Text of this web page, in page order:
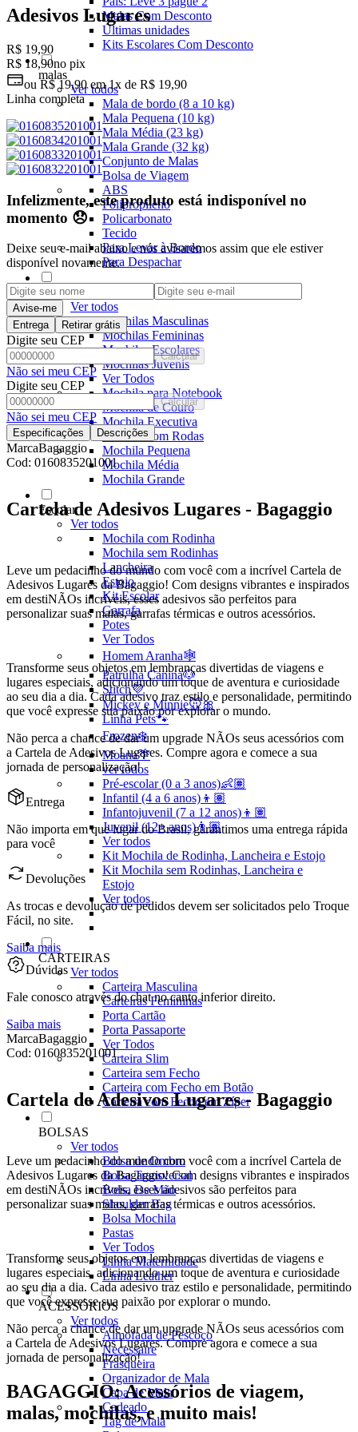
Malas Com Desconto
Últimas unidades
Kits Escolares Com Desconto
malas
Ver todos
Mala de bordo (8 a 10 kg)
Mala Pequena (10 kg)
Mala Média (23 kg)
Mala Grande (32 kg)
Conjunto de Malas
Bolsa de Viagem
ABS
Polipropileno
Policarbonato
Tecido
Para Levar à Bordo
Para Despachar
Mochilas
Ver todos
Mochilas Masculinas
Mochilas Femininas
Mochilas Escolares
Mochilas Juvenis
Ver Todos
Mochila para Notebook
Mochila de Couro
Mochila Executiva
Mochila com Rodas
Mochila Pequena
Mochila Média
Mochila Grande
Escolar
Ver todos
Mochila com Rodinha
Mochila sem Rodinhas
Lancheira
Estojo
Kit Escolar
Garrafa
Potes
Ver Todos
Homem Aranha🕸️
Patrulha Canina🐶
Stitch💜
Mickey e Minnie🐭🎀
Linha Pets🐾
Frozen❄️
Moana🌴
ver todos
Pré-escolar (0 a 3 anos)👶🏽
Infantil (4 a 6 anos)👦🏽
Infantojuvenil (7 a 12 anos)👦🏽
Juvenil (12+ anos)👨🏽
Ver todos
Kit Mochila de Rodinha, Lancheira e Estojo
Kit Mochila sem Rodinhas, Lancheira e
Estojo
Ver todos
CARTEIRAS
Ver todos
Carteira Masculina
Carteiras Femininas
Porta Cartão
Porta Passaporte
Ver Todos
Carteira Slim
Carteira sem Fecho
Carteira com Fecho em Botão
Carteira com Fecho em Zíper
BOLSAS
Ver todos
Bolsa de Ombro
Bolsa Transversal
Bolsa De Mão
Shoulder Bag
Bolsa Mochila
Pastas
Ver Todos
Linha Maternidade
Linha Leather
ACESSÓRIOS
Ver todos
Almofada de Pescoço
Necessaire
Frasqueira
Organizador de Mala
Capa de Mala
Cadeado
Tag de Mala
Adesivos Lugares
R$ 19,90
R$ 18,90no pix
ou R$ 19,90 em1x de R$ 19,90
Linha completa
Infelizmente, este produto está indisponível no
momento 😞
Deixe seu e-mail abaixo e nós avisaremos assim que ele estiver
disponível novamente.
Avise-me
Entrega
Retirar grátis
Digite seu CEP
Calcular
Não sei meu CEP
Digite seu CEP
Calcular
Não sei meu CEP
Especificações Descrições
MarcaBagaggio
Cod: 0160835201001
Cartela de Adesivos Lugares - Bagaggio
Leve um pedacinho do mundo com você com a incrível Cartela de
Adesivos Lugares da Bagaggio! Com designs vibrantes e inspirados
em destiNÃOs incríveis, esses adesivos são perfeitos para
personalizar suas malas, garrafas térmicas e outros acessórios.
Transforme seus objetos em lembranças divertidas de viagens e
lugares especiais, adicionando um toque de aventura e curiosidade
ao seu dia a dia. Cada adesivo traz estilo e personalidade, permitindo
que você expresse sua paixão por explorar o mundo.
Não perca a chance de dar um upgrade NÃOs seus acessórios com
a Cartela de Adesivos Lugares. Compre agora e comece a sua
jornada de personalização!
Entrega
Não importa em que lugar do Brasil, garantimos uma entrega rápida
para você
Devoluções
As trocas e devolução de pedidos devem ser solicitados pelo Troque
Fácil, no site.
Saiba mais
Dúvidas
Fale conosco através do chat no canto inferior direito.
Saiba mais
MarcaBagaggio
Cod: 0160835201001
Cartela de Adesivos Lugares - Bagaggio
Leve um pedacinho do mundo com você com a incrível Cartela de
Adesivos Lugares da Bagaggio! Com designs vibrantes e inspirados
em destiNÃOs incríveis, esses adesivos são perfeitos para
personalizar suas malas, garrafas térmicas e outros acessórios.
Transforme seus objetos em lembranças divertidas de viagens e
lugares especiais, adicionando um toque de aventura e curiosidade
ao seu dia a dia. Cada adesivo traz estilo e personalidade, permitindo
que você expresse sua paixão por explorar o mundo.
Não perca a chance de dar um upgrade NÃOs seus acessórios com
a Cartela de Adesivos Lugares. Compre agora e comece a sua
jornada de personalização!
BAGAGGIO: Acessórios de viagem,
malas, mochilas, e muito mais!